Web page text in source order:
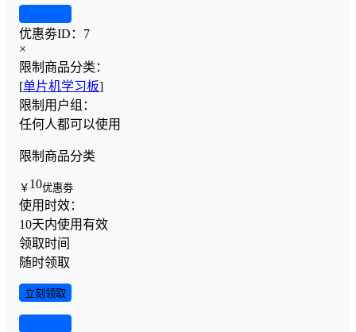
优惠劵ID： 7
×
限制商品分类：
[单片机学习板]
限制用户组：
任何人都可以使用
限制商品分类
￥ 10优惠劵
使用时效：
10天内使用有效
领取时间
随时领取
立刻领取